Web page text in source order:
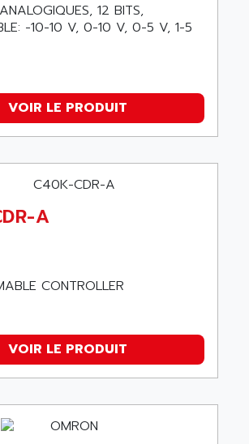
12 BITS,
-10-10 V, 0-10 V, 0-5 V, 1-5
VOIR LE PRODUIT
A
CONTROLLER
VOIR LE PRODUIT